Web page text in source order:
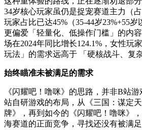
34岁核心玩家虽仍是捉宠赛道主力（
玩家占比已达45% （35-44岁23%+55岁
更偏爱「轻量化、低操作门槛」的内
场在2024年同比增长124.1% ，女性玩
玩法」的需求远高于 「硬核战斗、复
始终瞄准未被满足的需求
《闪耀吧！噜咪》的思路，并非B站游
站自研游戏的布局，从《三国：谋定
牌》，再到如今的《闪耀吧！噜咪》
海赛道的正面竞争，寻找还没有被满